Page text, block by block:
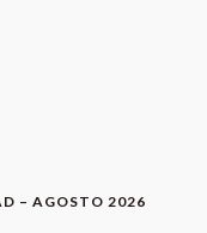
– AGOSTO 2026